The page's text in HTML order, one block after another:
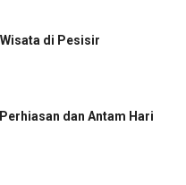
di Pesisir
dan Antam Hari